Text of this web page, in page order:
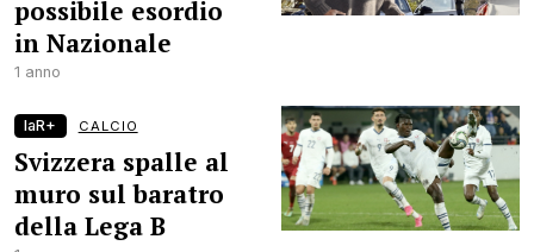
possibile esordio
in Nazionale
1 anno
laR+ CALCIO
Svizzera spalle al
muro sul baratro
della Lega B